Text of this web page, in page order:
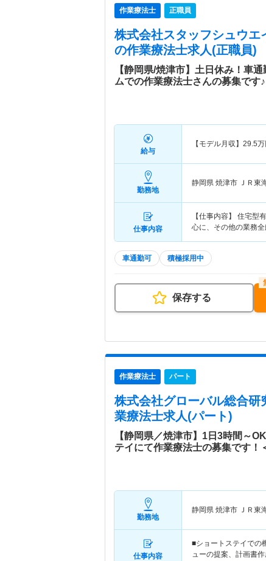
作業療法士 正職員
株式会社スタッフシュウ
の作業療法士求人(正職員)
【静岡県/焼津市】土日休み！車
ムでの作業療法士さんの募集です♪
給与
【モデル月収】 29.5万
勤務地
静岡県 焼津市 ＪＲ東
仕事内容
【仕事内容】 住宅型
心に、その他の業務
車通勤可 積極採用中
保存する
作業療法士 パート
株式会社グローバル総合研
業療法士求人(パート)
【静岡県／焼津市】1日3時間～
テイにて作業療法士の募集です！
勤務地
静岡県 焼津市 ＪＲ東
仕事内容
■ショートステイでの
ューの提案、計画書